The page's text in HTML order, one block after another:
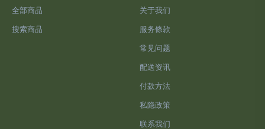
全部商品
搜索商品
关于我们
服务條款
常见问题
配送资讯
付款方法
私隐政策
联系我们